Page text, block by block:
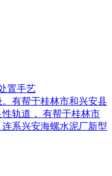
置手艺
有帮于桂林市和兴安县
轨道， 有帮于桂林市
系兴安海螺水泥厂新型